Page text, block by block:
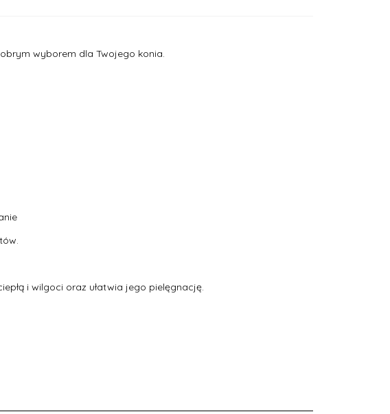
wyborem dla Twojego konia.
i wilgoci oraz ułatwia jego pielęgnację.